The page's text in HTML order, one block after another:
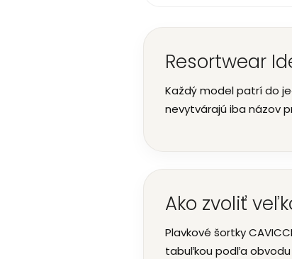
Resortwear
Každý model patrí do
nevytvárajú iba názov
Ako zvoliť
Plavkové šortky
tabuľkou podľa obvodu